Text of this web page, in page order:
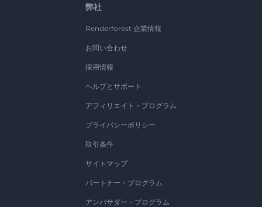
弊社
Renderforest 企業情報
お問い合わせ
採用情報
ヘルプとサポート
アフィリエイト・プログラム
プライバシーポリシー
取引条件
サイトマップ
パートナー・プログラム
アンバサダー・プログラム